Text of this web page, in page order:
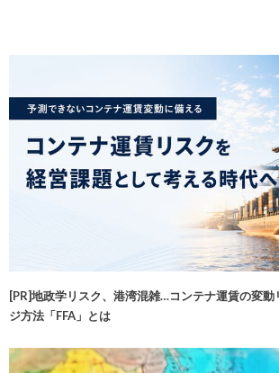
[PR]地政学リスク、港湾混雑…コンテナ運賃の変動
ジ方法「FFA」とは